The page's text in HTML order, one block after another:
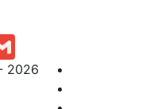
2026